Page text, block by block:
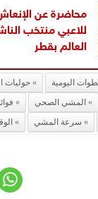
محاضرة عن
للاعبي منتخب
العالم بقطر
اليومية
حوليات
المشي الصحي
سرعة المشي